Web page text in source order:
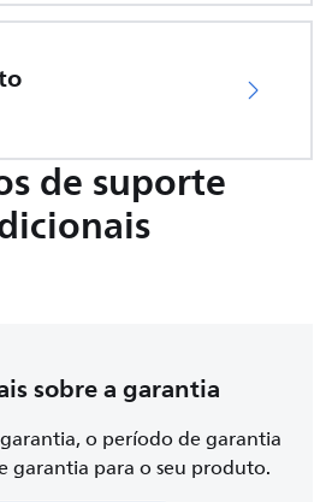
de suporte
sobre a garantia
o período de garantia
garantia para o seu produto.